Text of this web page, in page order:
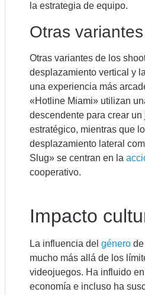
la estrategia de equipo.
Otras variantes
Otras variantes de los
desplazamiento vertical y
una experiencia más
«Hotline Miami» utilizan
descendente para crear
estratégico, mientras que
desplazamiento lateral
Slug» se centran en la
cooperativo.
Impacto
La influencia del género
mucho más allá de los
videojuegos. Ha influido
economía e incluso ha